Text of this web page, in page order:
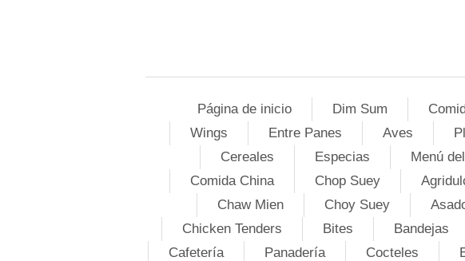
Página de inicio Dim Sum
Wings
Entre Panes Aves
Cereales
Especias Menú
Comida China
Chop Suey
Chaw Mien
Choy Suey
Chicken Tenders
Bites Bandejas
Cafetería
Panadería Cocteles